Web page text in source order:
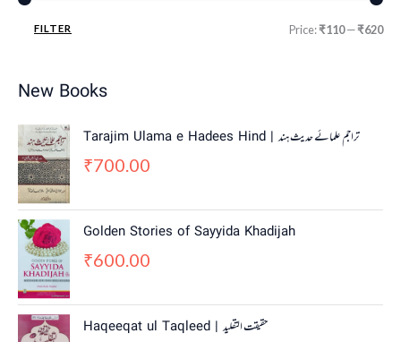
FILTER Price:₹110—₹620
New Books
Tarajim Ulama e Hadees Hind | تراجم علمائے حديث ہند
₹700.00
Golden Stories of Sayyida Khadijah
₹600.00
Haqeeqat ul Taqleed | حقیقت التقلید